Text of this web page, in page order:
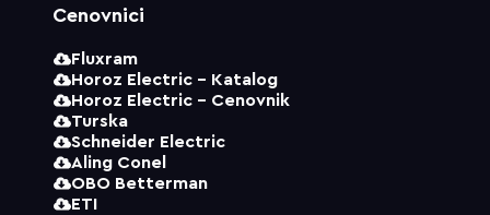
Cenovnici
Fluxram
Horoz Electric - Katalog
Horoz Electric - Cenovnik
Turska
Schneider Electric
Aling Conel
OBO Betterman
ETI